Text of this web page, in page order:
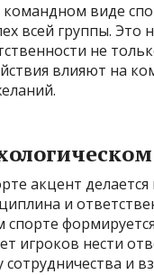
виде
всей группы.
не
влияют на
акцент
и
спорте
игроков нести
и